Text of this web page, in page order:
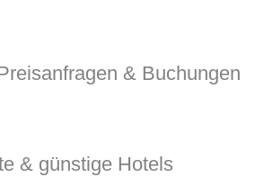
& Buchungen
& günstige Hotels